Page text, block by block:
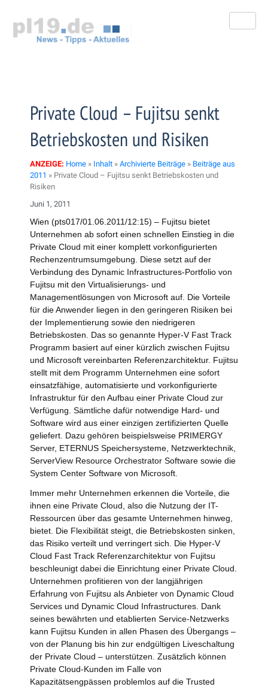
springen
Private Cloud – Fujitsu senkt
Betriebskosten und Risiken
ANZEIGE: Home » Inhalt » Archivierte Beiträge » Beiträge aus
2011 » Private Cloud – Fujitsu senkt Betriebskosten und
Risiken
Juni 1, 2011
Wien (pts017/01.06.2011/12:15) – Fujitsu bietet
Unternehmen ab sofort einen schnellen Einstieg in die
Private Cloud mit einer komplett vorkonfigurierten
Rechenzentrumsumgebung. Diese setzt auf der
Verbindung des Dynamic Infrastructures-Portfolio von
Fujitsu mit den Virtualisierungs- und
Managementlösungen von Microsoft auf. Die Vorteile
für die Anwender liegen in den geringeren Risiken bei
der Implementierung sowie den niedrigeren
Betriebskosten. Das so genannte Hyper-V Fast Track
Programm basiert auf einer kürzlich zwischen Fujitsu
und Microsoft vereinbarten Referenzarchitektur. Fujitsu
stellt mit dem Programm Unternehmen eine sofort
einsatzfähige, automatisierte und vorkonfigurierte
Infrastruktur für den Aufbau einer Private Cloud zur
Verfügung. Sämtliche dafür notwendige Hard- und
Software wird aus einer einzigen zertifizierten Quelle
geliefert. Dazu gehören beispielsweise PRIMERGY
Server, ETERNUS Speichersysteme, Netzwerktechnik,
ServerView Resource Orchestrator Software sowie die
System Center Software von Microsoft.
Immer mehr Unternehmen erkennen die Vorteile, die
ihnen eine Private Cloud, also die Nutzung der IT-
Ressourcen über das gesamte Unternehmen hinweg,
bietet. Die Flexibilität steigt, die Betriebskosten sinken,
das Risiko verteilt und verringert sich. Die Hyper-V
Cloud Fast Track Referenzarchitektur von Fujitsu
beschleunigt dabei die Einrichtung einer Private Cloud.
Unternehmen profitieren von der langjährigen
Erfahrung von Fujitsu als Anbieter von Dynamic Cloud
Services und Dynamic Cloud Infrastructures. Dank
seines bewährten und etablierten Service-Netzwerks
kann Fujitsu Kunden in allen Phasen des Übergangs –
von der Planung bis hin zur endgültigen Liveschaltung
der Private Cloud – unterstützen. Zusätzlich können
Private Cloud-Kunden im Falle von
Kapazitätsengpässen problemlos auf die Trusted